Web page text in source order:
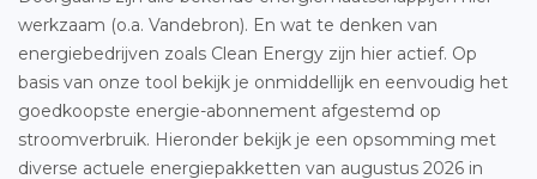
werkzaam (o.a. Vandebron). En wat te denken van
energiebedrijven zoals Clean Energy zijn hier actief. Op
basis van onze tool bekijk je onmiddellijk en eenvoudig het
goedkoopste energie-abonnement afgestemd op
stroomverbruik. Hieronder bekijk je een opsomming met
diverse actuele energiepakketten van augustus 2026 in